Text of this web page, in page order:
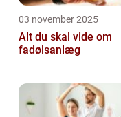
03 november 2025
Alt du skal vide om
fadølsanlæg